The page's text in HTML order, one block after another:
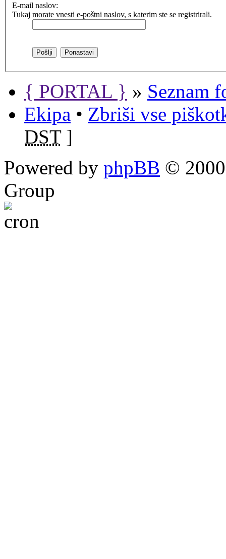
E-mail naslov:
Tukaj morate vnesti e-poštni naslov, s katerim ste se registrirali.
{ PORTAL } » Seznam
Ekipa • Zbriši vse
DST]
Powered by phpBB ©
Group